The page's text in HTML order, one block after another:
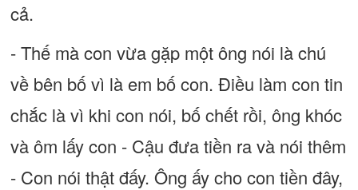
cả.
- Thế mà con vừa gặp một ông nói là chú
về bên bố vì là em bố con. Điều làm con tin
chắc là vì khi con nói, bố chết rồi, ông khóc
và ôm lấy con - Cậu đưa tiền ra và nói thêm
- Con nói thật đấy. Ông ấy cho con tiền đây,